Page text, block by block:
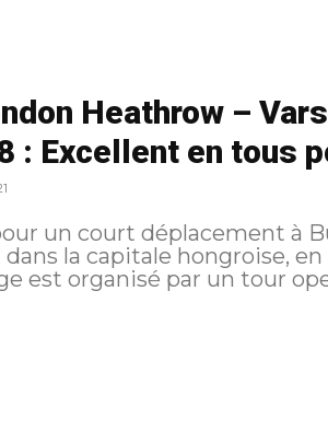
Heathrow –
: Excellent en tous
un court déplacement à
la capitale hongroise,
Le voyage est organisé par un